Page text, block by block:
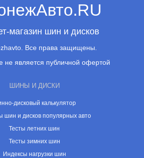
магазин шин и дисков
Все права защищены.
не является публичной офертой
ШИНЫ И ДИСКИ
дисковый калькулятор
шин и дисков популярных авто
Тесты летних шин
Тесты зимних шин
Индексы нагрузки шин